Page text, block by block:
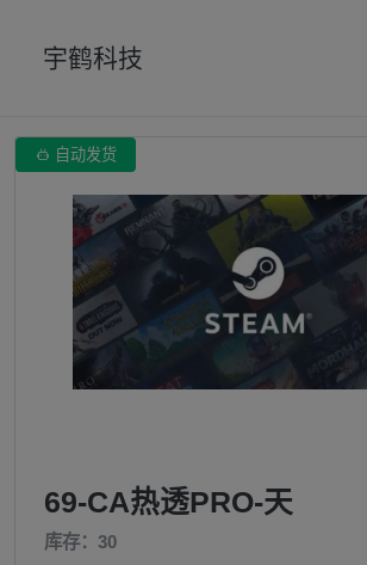
宇鹤科技
 自动发货
69-CA热透PRO-天
库存：30